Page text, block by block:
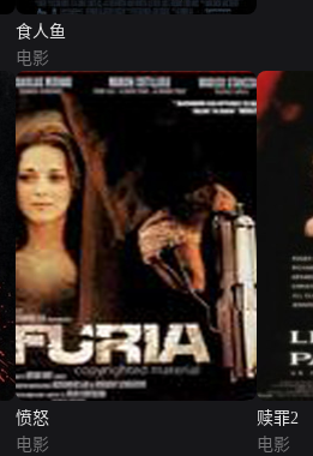
食人鱼
电影
愤怒
电影
赎罪2
电影